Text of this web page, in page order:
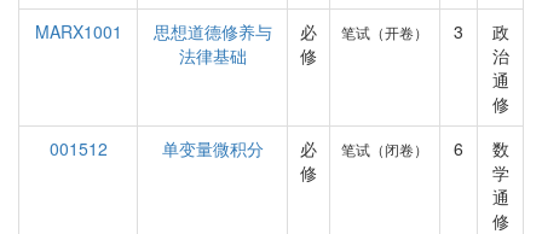
MARX1001
思想道德修养与
法律基础
必
修
笔试（开卷） 3
政
治
通
修
001512
单变量微积分
必
修
笔试（闭卷） 6
数
学
通
修